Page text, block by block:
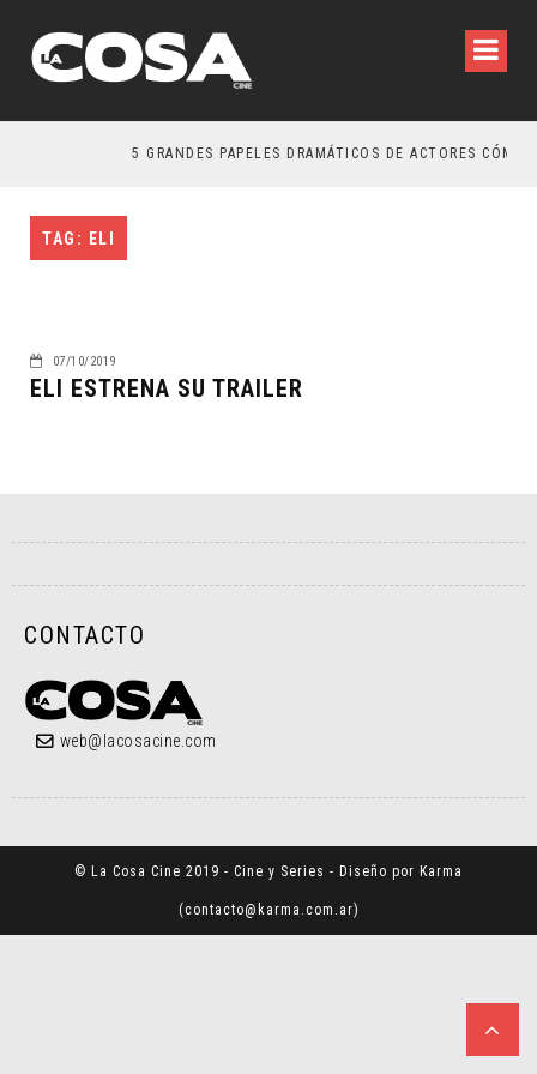
5 GRANDES PAPELES DRAMÁTICOS DE ACTORES CÓMICOS
TAG: ELI
07/10/2019
ELI ESTRENA SU TRAILER
CONTACTO
web@lacosacine.com
© La Cosa Cine 2019 - Cine y Series - Diseño por Karma
(contacto@karma.com.ar)